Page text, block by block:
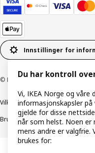
Innstillinger for
© Inter IKEA Systems B.V.
Vilkår og betingelser
Bruk av informasjonskapsler
Du har kontroll
Vi, IKEA Norge og våre
informasjonskapsler på
gjelde for disse
når som helst. Noen er
mens andre er valgfrie.
brukes for: